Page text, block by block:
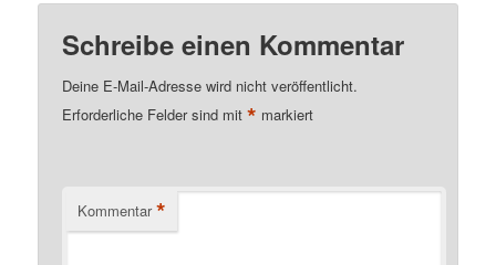
Schreibe einen Kommentar
Deine E-Mail-Adresse wird nicht veröffentlicht.
Erforderliche Felder sind mit* markiert
Kommentar *